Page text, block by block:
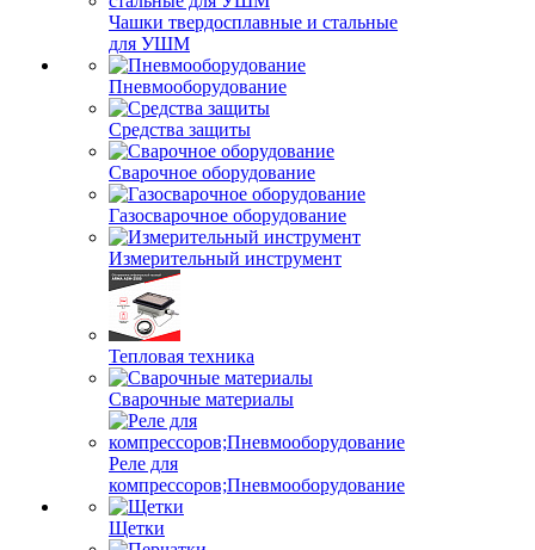
Чашки твердосплавные и стальные
для УШМ
Пневмооборудование
Средства защиты
Сварочное оборудование
Газосварочное оборудование
Измерительный инструмент
Тепловая техника
Сварочные материалы
Реле для
компрессоров;Пневмооборудование
Щетки